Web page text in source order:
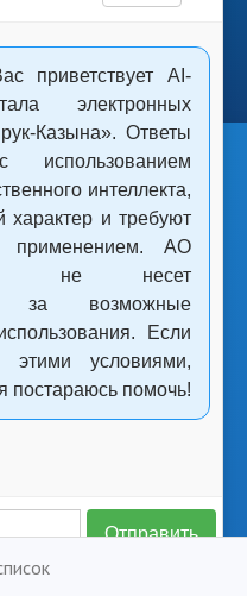
МЭКС
Договоры
приветствует AI-
электронных
Казына». Ответы
использованием
интеллекта,
характер и требуют
применением. АО
не несет
за возможные
Если
условиями,
постараюсь помочь!
Отправить